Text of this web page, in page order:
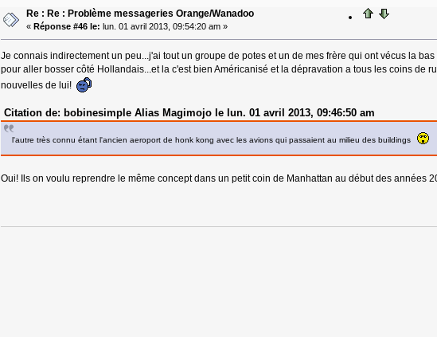
Re : Re : Problème messageries Orange/Wanadoo
« Réponse #46 le: lun. 01 avril 2013, 09:54:20 am »
Je connais indirectement un peu...j'ai tout un groupe de potes et un de mes frère qui ont vécus la
pour aller bosser côté Hollandais...et la c'est bien Américanisé et la dépravation a tous les coins de
nouvelles de lui!
Citation de: bobinesimple Alias Magimojo le lun. 01 avril 2013, 09:46:50 am
l'autre très connu étant l'ancien aeroport de honk kong avec les avions qui passaient au milieu des buildings
Oui! Ils on voulu reprendre le même concept dans un petit coin de Manhattan au début des années